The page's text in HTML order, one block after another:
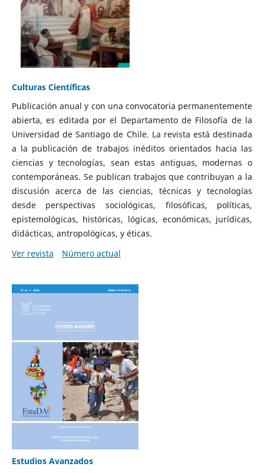
Culturas Científicas
Publicación anual y con una convocatoria permanentemente
abierta, es editada por el Departamento de Filosofía de la
Universidad de Santiago de Chile. La revista está destinada
a la publicación de trabajos inéditos orientados hacia las
ciencias y tecnologías, sean estas antiguas, modernas o
contemporáneas. Se publican trabajos que contribuyan a la
discusión acerca de las ciencias, técnicas y tecnologías
desde perspectivas sociológicas, filosóficas, políticas,
epistemológicas, históricas, lógicas, económicas, jurídicas,
didácticas, antropológicas, y éticas.
Ver revista
Número actual
Estudios Avanzados